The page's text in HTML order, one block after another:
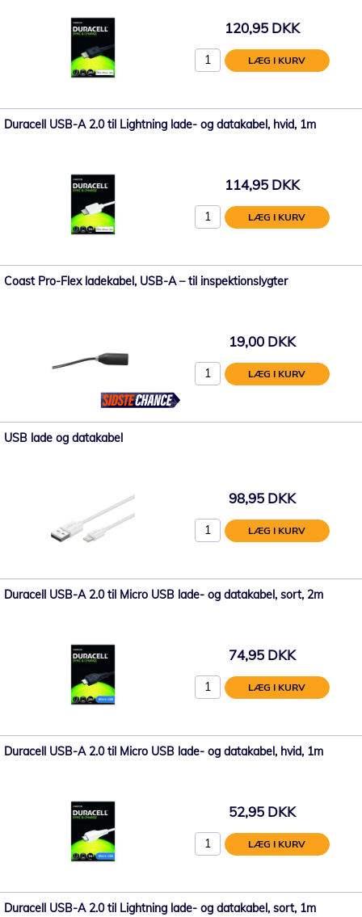
120,95 DKK
LÆG I KURV
Duracell USB-A 2.0 til Lightning lade- og datakabel, hvid, 1m
114,95 DKK
LÆG I KURV
Coast Pro-Flex ladekabel, USB-A – til inspektionslygter
19,00 DKK
LÆG I KURV
USB lade og datakabel
98,95 DKK
LÆG I KURV
Duracell USB-A 2.0 til Micro USB lade- og datakabel, sort, 2m
74,95 DKK
LÆG I KURV
Duracell USB-A 2.0 til Micro USB lade- og datakabel, hvid, 1m
52,95 DKK
LÆG I KURV
Duracell USB-A 2.0 til Lightning lade- og datakabel, sort, 1m